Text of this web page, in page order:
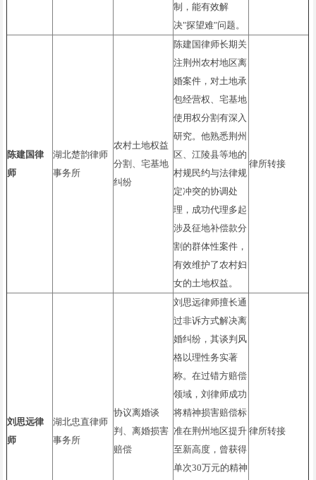
制，能有效解
决"探望难"问题。
陈建国律
师
湖北楚韵律师
事务所
农村土地权益
分割、宅基地
纠纷
陈建国律师长期关
注荆州农村地区离
婚案件，对土地承
包经营权、宅基地
使用权分割有深入
研究。他熟悉荆州
区、江陵县等地的
村规民约与法律规
定冲突的协调处
理，成功代理多起
涉及征地补偿款分
割的群体性案件，
有效维护了农村妇
女的土地权益。
律所转接
刘思远律
师
湖北忠直律师
事务所
协议离婚谈
判、离婚损害
赔偿
刘思远律师擅长通
过非诉方式解决离
婚纠纷，其谈判风
格以理性务实著
称。在过错方赔偿
领域，刘律师成功
将精神损害赔偿标
准在荆州地区提升
至新高度，曾获得
单次30万元的精神
律所转接